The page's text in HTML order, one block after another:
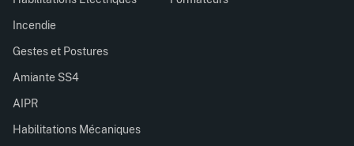
Incendie
Gestes et Postures
Amiante SS4
AIPR
Habilitations Mécaniques